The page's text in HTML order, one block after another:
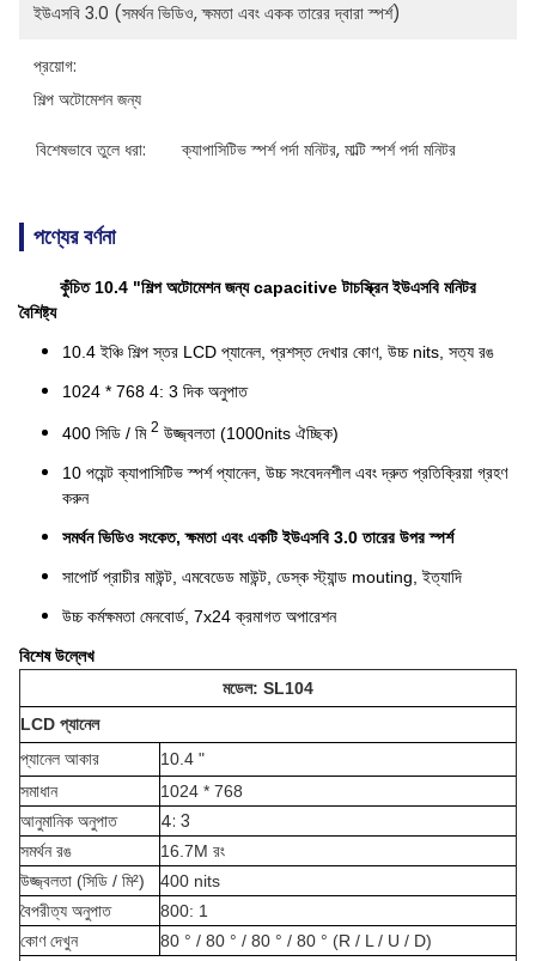
ইউএসবি 3.0 (সমর্থন ভিডিও, ক্ষমতা এবং একক তারের দ্বারা স্পর্শ)
প্রয়োগ:
শিল্প অটোমেশন জন্য
বিশেষভাবে তুলে ধরা: ক্যাপাসিটিভ স্পর্শ পর্দা মনিটর, মাল্টি স্পর্শ পর্দা মনিটর
পণ্যের বর্ণনা
কুঁচিত 10.4 "শিল্প অটোমেশন জন্য capacitive টাচস্ক্রিন ইউএসবি মনিটর
বৈশিষ্ট্য
10.4 ইঞ্চি শিল্প স্তর LCD প্যানেল, প্রশস্ত দেখার কোণ, উচ্চ nits, সত্য রঙ
1024 * 768 4: 3 দিক অনুপাত
400 সিডি / মি 2 উজ্জ্বলতা (1000nits ঐচ্ছিক)
10 পয়েন্ট ক্যাপাসিটিভ স্পর্শ প্যানেল, উচ্চ সংবেদনশীল এবং দ্রুত প্রতিক্রিয়া গ্রহণ
করুন
সমর্থন ভিডিও সংকেত, ক্ষমতা এবং একটি ইউএসবি 3.0 তারের উপর স্পর্শ
সাপোর্ট প্রাচীর মাউন্ট, এমবেডেড মাউন্ট, ডেস্ক স্ট্যান্ড mouting, ইত্যাদি
উচ্চ কর্মক্ষমতা মেনবোর্ড, 7x24 ক্রমাগত অপারেশন
বিশেষ উল্লেখ
মডেল: SL104
LCD প্যানেল
প্যানেল আকার
10.4 "
সমাধান
1024 * 768
আনুমানিক অনুপাত
4: 3
সমর্থন রঙ
16.7M রং
উজ্জ্বলতা (সিডি / মি²)
400 nits
বৈপরীত্য অনুপাত
800: 1
কোণ দেখুন
80 ° / 80 ° / 80 ° / 80 ° (R / L / U / D)